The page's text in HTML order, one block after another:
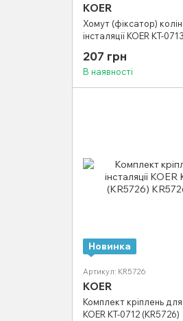
KOER
Хомут (фіксатор)
інсталяції KOER KT-
207 грн
В наявності
Новинка
Артикул: KR5726
KOER
Комплект кріплень для
KOER KT-0712 (KR5726)